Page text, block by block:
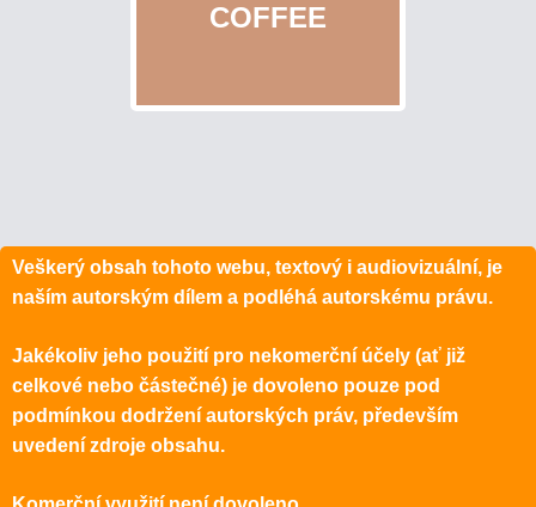
COFFEE
Veškerý obsah tohoto webu, textový i audiovizuální, je
naším autorským dílem a podléhá autorskému právu.
Jakékoliv jeho použití pro nekomerční účely (ať již
celkové nebo částečné) je dovoleno pouze pod
podmínkou dodržení autorských práv, především
uvedení zdroje obsahu.